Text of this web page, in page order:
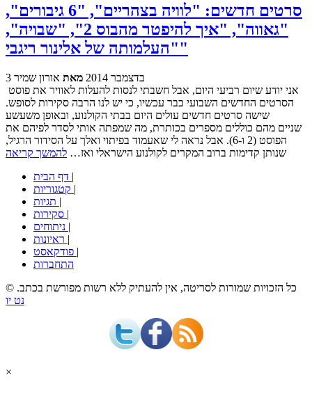
סרטים חדשים: "לוויה בצהריים", "6 גיבורים",
"גאווה", "איך להיפטר מהבוס 2", "שבויה",
"העלמותה של אלינור ריגבי"
3 בדצמבר 2014 מאת אורון שמיר
הסרטים החדשים השבועי כבר עכשיו, כי יש לנו הרבה סקירות לסופש.
שישה סרטים חדשים עולים היום בבתי הקולנוע, ובאופן משעשע
שניים מהם כוללים מספרים בכותרת, מה שמפתה אותי לסדר לפיהם את
הפוסט (2 ו-6). אבל נראה לי שאעמוד בפיתוי ואלך על הסידור הרגיל,
שנותן קדימות ברוב המקרים לקולנוע הישראלי ואז… להמשך קריאה
|
|
|
|
|
|
|
התחברות
© כל הזכויות שמורות לסריטה, אין להעתיק ללא רשות מפורשת בכתב.
נט יו
×